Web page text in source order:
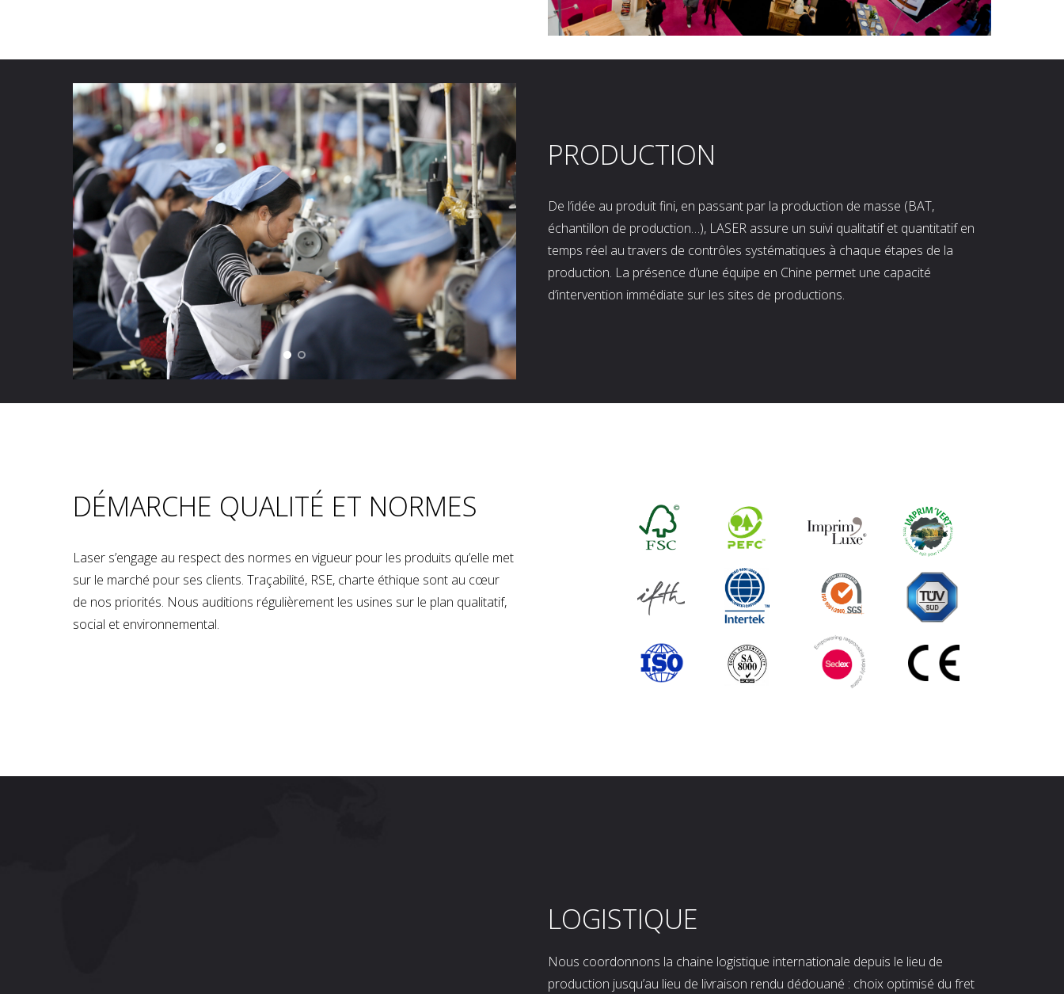
PRODUCTION
De l’idée au produit fini, en passant par la production de masse (BAT,
échantillon de production…), LASER assure un suivi qualitatif et quantitatif en
temps réel au travers de contrôles systématiques à chaque étapes de la
production. La présence d’une équipe en Chine permet une capacité
d’intervention immédiate sur les sites de productions.
DÉMARCHE QUALITÉ ET NORMES
Laser s’engage au respect des normes en vigueur pour les produits qu’elle met
sur le marché pour ses clients. Traçabilité, RSE, charte éthique sont au cœur
de nos priorités. Nous auditions régulièrement les usines sur le plan qualitatif,
social et environnemental.
LOGISTIQUE
Nous coordonnons la chaine logistique internationale depuis le lieu de
production jusqu’au lieu de livraison rendu dédouané : choix optimisé du fret